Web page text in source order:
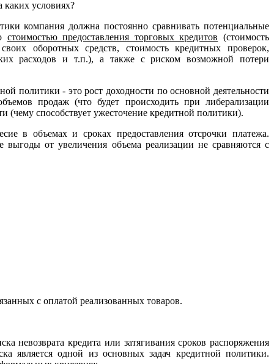
каких условиях?
компания должна постоянно сравнивать потенциальные
стоимостью предоставления торговых кредитов (стоимость
оборотных средств, стоимость кредитных проверок,
расходов и т.п.), а также с риском возможной потери
политики - это рост доходности по основной деятельности
продаж (что будет происходить при либерализации
(чему способствует ужесточение кредитной политики).
в объемах и сроках предоставления отсрочки платежа.
от увеличения объема реализации не сравняются с
с оплатой реализованных товаров.
невозврата кредита или затягивания сроков распоряжения
является одной из основных задач кредитной политики.